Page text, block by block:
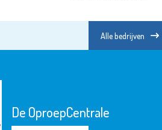
Alle bedrijven
De OproepCentrale